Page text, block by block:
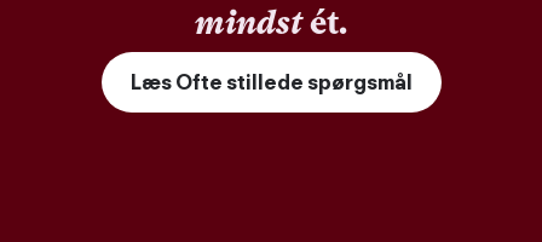
mindstét.
Læs Ofte stillede spørgsmål